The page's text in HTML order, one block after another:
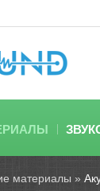
материалы »